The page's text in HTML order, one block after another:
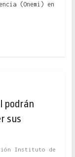
(Onemi) en
podrán
sus
Instituto de